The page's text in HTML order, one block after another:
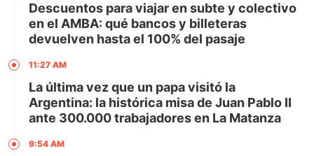
Descuentos para viajar en subte y colectivo
en el AMBA: qué bancos y billeteras
devuelven hasta el 100% del pasaje
11:27 AM
La última vez que un papa visitó la
Argentina: la histórica misa de Juan Pablo II
ante 300.000 trabajadores en La Matanza
9:54 AM